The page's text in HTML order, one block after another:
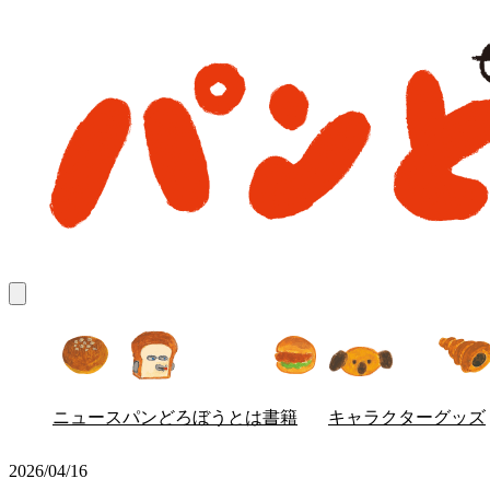
ニュースパンどろぼう とは書籍 キャラクターグッズ
2026/04/16